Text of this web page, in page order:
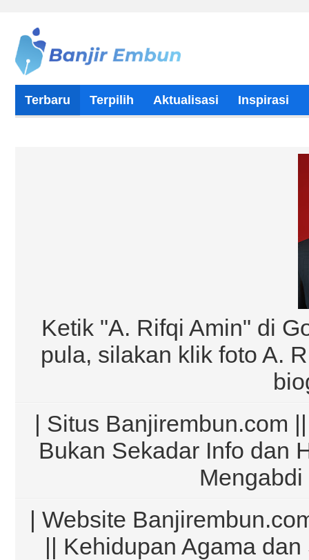
Terbaru Terpilih Aktualisasi Inspirasi
Ketik "A. Rifqi Amin" di
pula, silakan klik foto A.
| Situs Banjirembun.com
Bukan Sekadar Info dan
| Website
|| Kehidupan Agama